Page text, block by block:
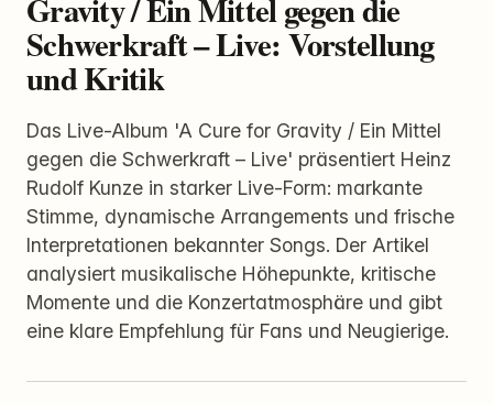
Gravity / Ein Mittel gegen die
Schwerkraft – Live: Vorstellung
und Kritik
Das Live-Album 'A Cure for Gravity / Ein Mittel
gegen die Schwerkraft – Live' präsentiert Heinz
Rudolf Kunze in starker Live-Form: markante
Stimme, dynamische Arrangements und frische
Interpretationen bekannter Songs. Der Artikel
analysiert musikalische Höhepunkte, kritische
Momente und die Konzertatmosphäre und gibt
eine klare Empfehlung für Fans und Neugierige.